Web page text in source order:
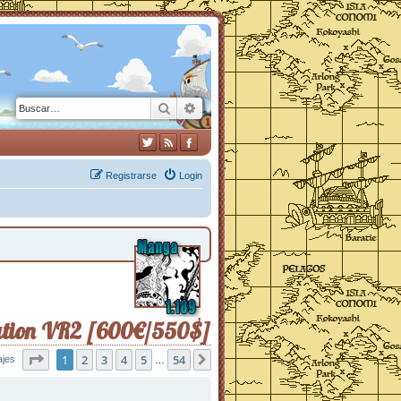
BuscarBúsqueda avanzada
Login
Registrarse
VR2 [600€/550$]
Página1 de 54
1 2 3 4 5 54 Siguiente